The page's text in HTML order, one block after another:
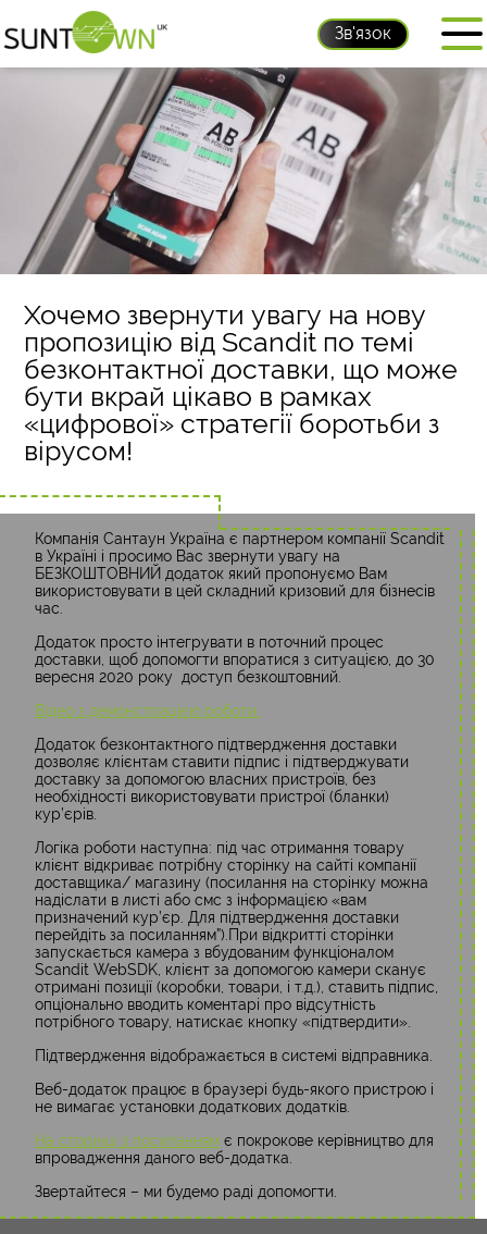
Зв'язок
Хочемо звернути увагу на нову
пропозицію від Scandit по темі
безконтактної доставки, що може
бути вкрай цікаво в рамках
«цифрової» стратегії боротьби з
вірусом!
Компанія Сантаун Україна є партнером компанії Scandit
в Україні і просимо Вас звернути увагу на
БЕЗКОШТОВНИЙ додаток який пропонуємо Вам
використовувати в цей складний кризовий для бізнесів
час.
Додаток просто інтегрувати в поточний процес
доставки, щоб допомогти впоратися з ситуацією, до 30
вересня 2020 року доступ безкоштовний.
Відео з демонстрацією роботи.
Додаток безконтактного підтвердження доставки
дозволяє клієнтам ставити підпис і підтверджувати
доставку за допомогою власних пристроїв, без
необхідності використовувати пристрої (бланки)
кур’єрів.
Логіка роботи наступна: під час отримання товару
клієнт відкриває потрібну сторінку на сайті компанії
доставщика/ магазину (посилання на сторінку можна
надіслати в листі або смс з інформацією «вам
призначений кур’єр. Для підтвердження доставки
перейдіть за посиланням”).При відкритті сторінки
запускається камера з вбудованим функціоналом
Scandit WebSDK, клієнт за допомогою камери сканує
отримані позиції (коробки, товари, і т.д.), ставить підпис,
опціонально вводить коментарі про відсутність
потрібного товару, натискає кнопку «підтвердити».
Підтвердження відображається в системі відправника.
Веб-додаток працює в браузері будь-якого пристрою і
не вимагає установки додаткових додатків.
На сторінці з посиланнямє покрокове керівництво для
впровадження даного веб-додатка.
Звертайтеся – ми будемо раді допомогти.